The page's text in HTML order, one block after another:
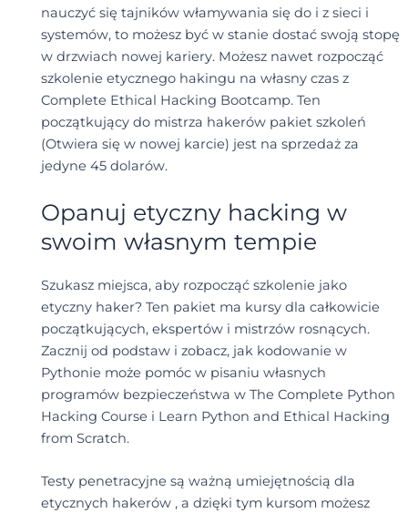
nauczyć się tajników włamywania się do i z sieci i
systemów, to możesz być w stanie dostać swoją stopę
w drzwiach nowej kariery. Możesz nawet rozpocząć
szkolenie etycznego hakingu na własny czas z
Complete Ethical Hacking Bootcamp. Ten
początkujący do mistrza hakerów pakiet szkoleń
(Otwiera się w nowej karcie) jest na sprzedaż za
jedyne 45 dolarów.
Opanuj etyczny hacking w
swoim własnym tempie
Szukasz miejsca, aby rozpocząć szkolenie jako
etyczny haker? Ten pakiet ma kursy dla całkowicie
początkujących, ekspertów i mistrzów rosnących.
Zacznij od podstaw i zobacz, jak kodowanie w
Pythonie może pomóc w pisaniu własnych
programów bezpieczeństwa w The Complete Python
Hacking Course i Learn Python and Ethical Hacking
from Scratch.
Testy penetracyjne są ważną umiejętnością dla
etycznych hakerów , a dzięki tym kursom możesz